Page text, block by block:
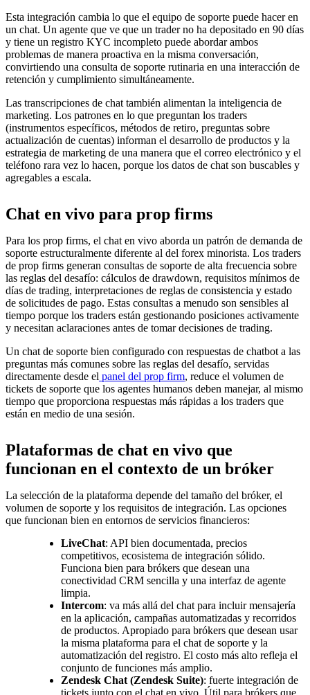
Esta integración cambia lo que el equipo de soporte puede hacer en
un chat. Un agente que ve que un trader no ha depositado en 90 días
y tiene un registro KYC incompleto puede abordar ambos
problemas de manera proactiva en la misma conversación,
convirtiendo una consulta de soporte rutinaria en una interacción de
retención y cumplimiento simultáneamente.
Las transcripciones de chat también alimentan la inteligencia de
marketing. Los patrones en lo que preguntan los traders
(instrumentos específicos, métodos de retiro, preguntas sobre
actualización de cuentas) informan el desarrollo de productos y la
estrategia de marketing de una manera que el correo electrónico y el
teléfono rara vez lo hacen, porque los datos de chat son buscables y
agregables a escala.
Chat en vivo para prop firms
Para los prop firms, el chat en vivo aborda un patrón de demanda de
soporte estructuralmente diferente al del forex minorista. Los traders
de prop firms generan consultas de soporte de alta frecuencia sobre
las reglas del desafío: cálculos de drawdown, requisitos mínimos de
días de trading, interpretaciones de reglas de consistencia y estado
de solicitudes de pago. Estas consultas a menudo son sensibles al
tiempo porque los traders están gestionando posiciones activamente
y necesitan aclaraciones antes de tomar decisiones de trading.
Un chat de soporte bien configurado con respuestas de chatbot a las
preguntas más comunes sobre las reglas del desafío, servidas
directamente desde el panel del prop firm, reduce el volumen de
tickets de soporte que los agentes humanos deben manejar, al mismo
tiempo que proporciona respuestas más rápidas a los traders que
están en medio de una sesión.
Plataformas de chat en vivo que
funcionan en el contexto de un bróker
La selección de la plataforma depende del tamaño del bróker, el
volumen de soporte y los requisitos de integración. Las opciones
que funcionan bien en entornos de servicios financieros:
LiveChat: API bien documentada, precios
competitivos, ecosistema de integración sólido.
Funciona bien para brókers que desean una
conectividad CRM sencilla y una interfaz de agente
limpia.
Intercom: va más allá del chat para incluir mensajería
en la aplicación, campañas automatizadas y recorridos
de productos. Apropiado para brókers que desean usar
la misma plataforma para el chat de soporte y la
automatización del registro. El costo más alto refleja el
conjunto de funciones más amplio.
Zendesk Chat (Zendesk Suite): fuerte integración de
tickets junto con el chat en vivo. Útil para brókers que